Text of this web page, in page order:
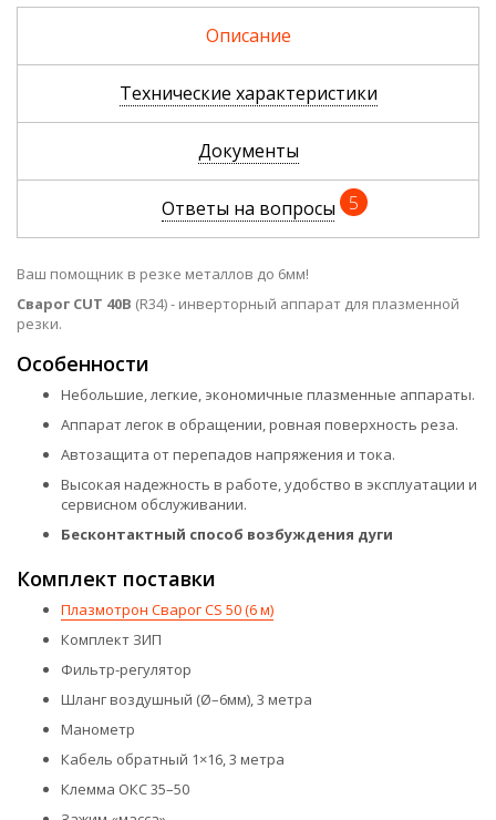
Уточнить цену и наличие
Описание
Технические характеристики
Документы
Ответы на вопросы 5
Ваш помощник в резке металлов до 6мм!
Сварог CUT 40B (R34) - инверторный аппарат для плазменной
резки.
Особенности
Небольшие, легкие, экономичные плазменные аппараты.
Аппарат легок в обращении, ровная поверхность реза.
Автозащита от перепадов напряжения и тока.
Высокая надежность в работе, удобство в эксплуатации и
сервисном обслуживании.
Бесконтактный способ возбуждения дуги
Комплект поставки
Плазмотрон Сварог СS 50 (6 м)
Комплект ЗИП
Фильтр-регулятор
Шланг воздушный (Ø–6мм), 3 метра
Манометр
Кабель обратный 1×16, 3 метра
Клемма ОКС 35–50